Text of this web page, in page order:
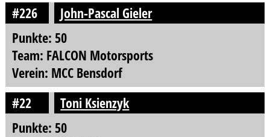
#226
John-Pascal Gieler
Punkte: 50
Team: FALCON Motorsports
Verein: MCC Bensdorf
#22
Toni Ksienzyk
Punkte: 50